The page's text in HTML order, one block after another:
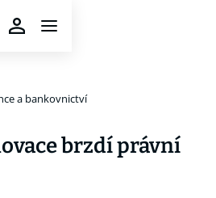
a bankovnictví
brzdí právní